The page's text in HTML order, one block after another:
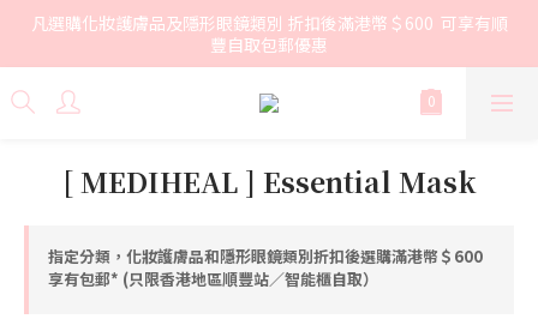
凡選購化妝護膚品及隱形眼鏡類別 折扣後滿港幣＄600  可享有順
豐自取包郵優惠
[ MEDIHEAL ] Essential Mask
指定分類，化妝護膚品和隱形眼鏡類別折扣後選購滿港幣＄600
享有包郵* (只限香港地區順豐站／智能櫃自取）